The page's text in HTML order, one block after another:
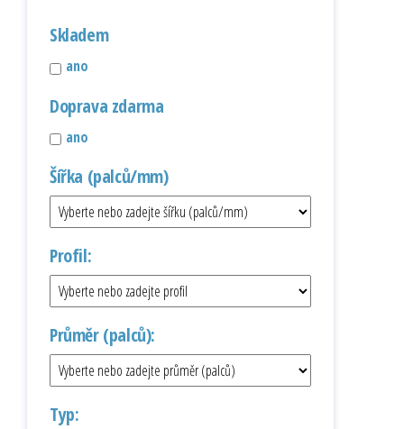
Skladem
ano
Doprava zdarma
ano
Šířka (palců/mm)
Profil:
Průměr (palců):
Typ: